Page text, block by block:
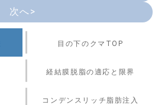
次へ>
目の下のクマTOP
経結膜脱脂の適応と限界
コンデンスリッチ脂肪注入